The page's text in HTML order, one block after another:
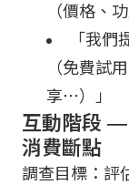
（價格、
「我
（免費試
享⋯）」
互動階段 —
消費斷點
調查目標：評